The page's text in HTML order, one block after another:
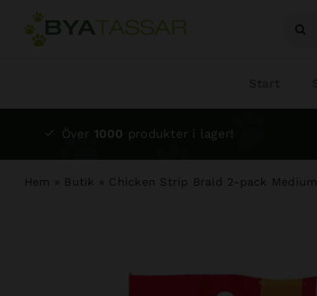
Fortsätt
Sök
Över 1000 produkter i lager!
Hem » Butik » Chicken Strip Braid 2-pack Medium